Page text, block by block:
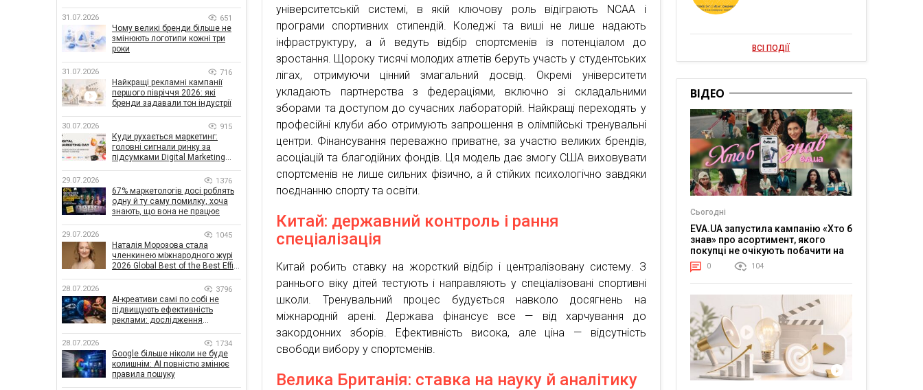
університетській системі, в якій ключову роль відіграють NCAA і
програми спортивних стипендій. Коледжі та виші не лише надають
інфраструктуру, а й ведуть відбір спортсменів із потенціалом до
зростання. Щороку тисячі молодих атлетів беруть участь у студентських
лігах, отримуючи цінний змагальний досвід. Окремі університети
укладають партнерства з федераціями, включно зі складальними
зборами та доступом до сучасних лабораторій. Найкращі переходять у
професійні клуби або отримують запрошення в олімпійські тренувальні
центри. Фінансування переважно приватне, за участю великих брендів,
асоціацій та благодійних фондів. Ця модель дає змогу США виховувати
спортсменів не лише сильних фізично, а й стійких психологічно завдяки
поєднанню спорту та освіти.
Китай: державний контроль і рання
спеціалізація
Китай робить ставку на жорсткий відбір і централізовану систему. З
раннього віку дітей тестують і направляють у спеціалізовані спортивні
школи. Тренувальний процес будується навколо досягнень на
міжнародній арені. Держава фінансує все — від харчування до
закордонних зборів. Ефективність висока, але ціна — відсутність
свободи вибору у спортсменів.
Велика Британія: ставка на науку й аналітику
31.07.2026 651
Чому великі бренди більше не
змінюють логотипи кожні три
роки
31.07.2026 716
Найкращі рекламні кампанії
першого півріччя 2026: які
бренди задавали тон індустрії
30.07.2026 915
Куди рухається маркетинг:
головні сигнали ринку за
підсумками Digital Marketing
29.07.2026 1376
67% маркетологів досі роблять
одну й ту саму помилку, хоча
знають, що вона не працює
29.07.2026 1045
Наталія Морозова стала
членкинею міжнародного журі
2026 Global Best of the Best Effie
28.07.2026 3796
AI-креативи самі по собі не
підвищують ефективність
реклами: дослідження
впливає на ефективність
кампаній
28.07.2026 1734
Google більше ніколи не буде
колишнім: AI повністю змінює
правила пошуку
ВСІ ПОДІЇ
ВІДЕО
Сьогодні
EVA.UA запустила кампанію «Хто б
знав» про асортимент, якого
покупці не очікують побачити на
платформі
0 104